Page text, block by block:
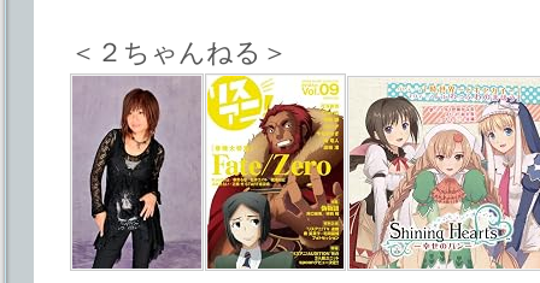
＜２ちゃんねる＞